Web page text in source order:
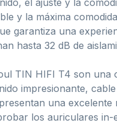
y la máxima
garantiza una
hasta 32 dB de
TIN HIFI T4 son una
impresionante,
una
los auriculares